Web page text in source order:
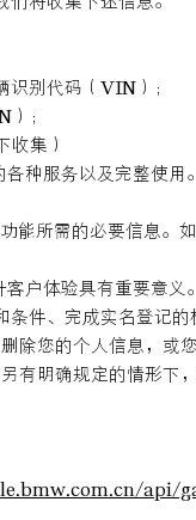
别代码（VIN）；
；
集）
种服务以及完整使用。
能所需的必要信息
户体验具有重要意
件、完成实名登记的
除您的个人信息，
有明确规定的情形
api/